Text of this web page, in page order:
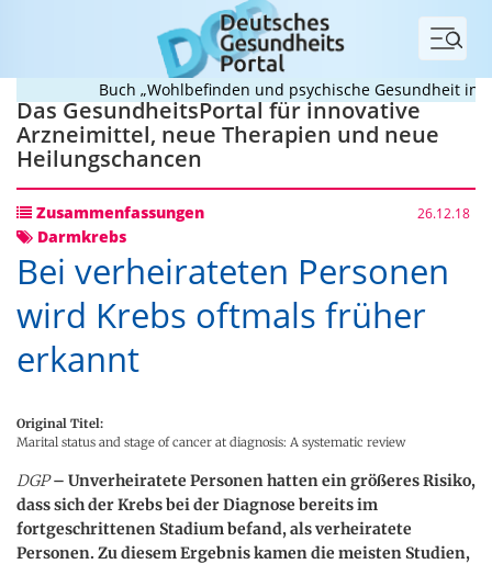
Menü
Buch „Wohlbefinden und psychische Gesundheit in
Das GesundheitsPortal für innovative
Arzneimittel, neue Therapien und neue
Heilungschancen
Zusammenfassungen 26.12.18
Darmkrebs
Bei verheirateten Personen
wird Krebs oftmals früher
erkannt
Original Titel:
Marital status and stage of cancer at diagnosis: A systematic review
DGP– Unverheiratete Personen hatten ein größeres Risiko,
dass sich der Krebs bei der Diagnose bereits im
fortgeschrittenen Stadium befand, als verheiratete
Personen. Zu diesem Ergebnis kamen die meisten Studien,